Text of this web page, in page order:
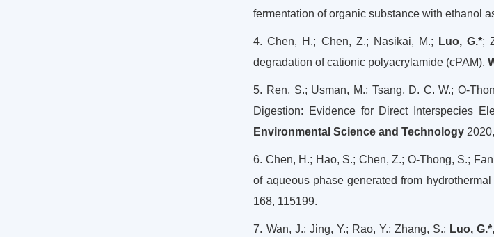
fermentation of organic substance with ethanol
4. Chen, H.; Chen, Z.; Nasikai, M.; Luo, G.*;
degradation of cationic polyacrylamide (cPAM).
5. Ren, S.; Usman, M.; Tsang, D. C. W.; O-
Digestion: Evidence for Direct Interspecies
Environmental Science and Technology
6. Chen, H.; Hao, S.; Chen, Z.; O-Thong, S.;
of aqueous phase generated from
168, 115199.
7. Wan, J.; Jing, Y.; Rao, Y.; Zhang, S.; Luo, G.*